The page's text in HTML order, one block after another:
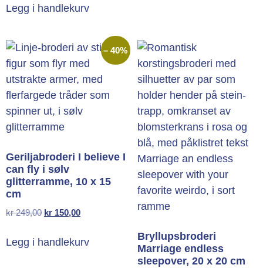
Legg i handlekurv
– 40%
Geriljabroderi I believe I
can fly i sølv
glitterramme, 10 x 15
cm
kr249,00 kr 150,00
Legg i handlekurv
Bryllupsbroderi
Marriage endless
sleepover, 20 x 20 cm